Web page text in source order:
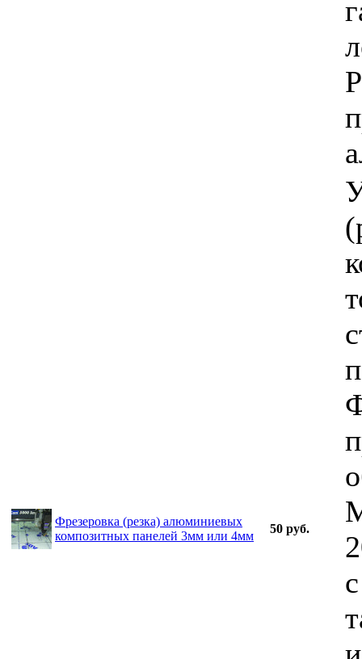
Фрезеровка (резка) алюминиевых
композитных панелей 3мм или 4мм
50 руб.